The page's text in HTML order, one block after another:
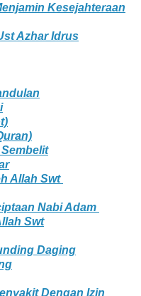
Kesejahteraan
Azhar Idrus
Allah Swt
Nabi Adam
Swt
Daging
Dengan Izin